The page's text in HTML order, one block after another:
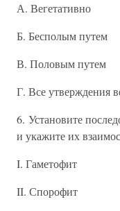
А. Вегетативно
Б. Бесполым путем
В. Половым путем
Г. Все утверждения
6. Установите
и укажите их
I. Гаметофит
II. Спорофит